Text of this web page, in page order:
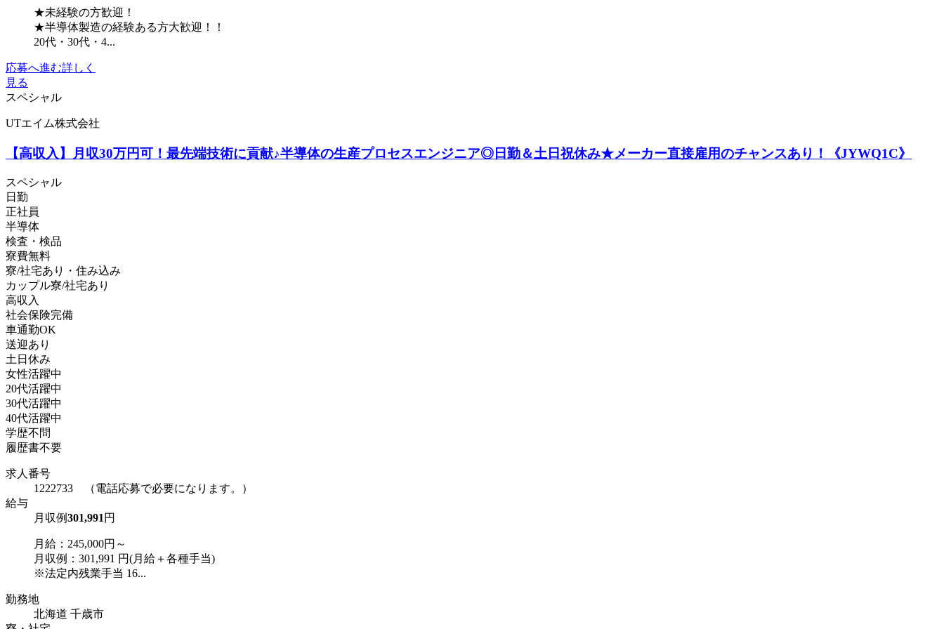
★未経験の方歓迎！
★半導体製造の経験ある方大歓迎！！
20代・30代・4...
応募へ進む詳しく
見る
スペシャル
UTエイム株式会社
【高収入】月収30万円可！最先端技術に貢献♪半導体の生産プロセスエンジニア◎日勤＆土日祝休み★メーカー直接雇用のチャンスあり！《JYWQ1C》
スペシャル
日勤
正社員
半導体
検査・検品
寮費無料
寮/社宅あり・住み込み
カップル寮/社宅あり
高収入
社会保険完備
車通勤OK
送迎あり
土日休み
女性活躍中
20代活躍中
30代活躍中
40代活躍中
学歴不問
履歴書不要
求人番号
1222733 （電話応募で必要になります。）
給与
月収例301,991 円
月給：245,000円～
月収例：301,991 円(月給＋各種手当)
※法定内残業手当 16...
勤務地
北海道 千歳市